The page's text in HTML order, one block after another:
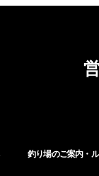
釣り場のご案内・